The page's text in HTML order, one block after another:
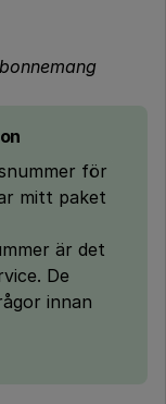
för
mitt paket
är det
De
innan